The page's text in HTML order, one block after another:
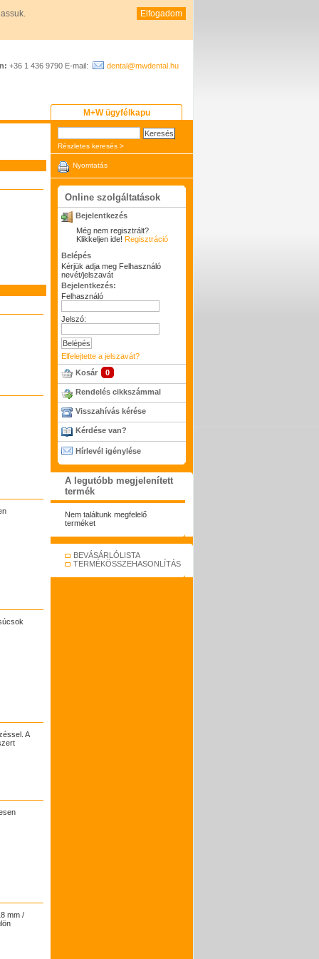
Elfogadom
+36 1 436 9790 E-mail: dental@mwdental.hu
M+W ügyfélkapu
A
mm /
Részletes keresés >
Nyomtatás
Online szolgáltatások
Bejelentkezés
Még nem regisztrált?
Klikkeljen ide! Regisztráció
Belépés
Kérjük adja meg Felhasználó
nevét/jelszavát
Bejelentkezés:
Felhasználó
Jelszó:
Elfelejtette a jelszavát?
Kosár
0
Rendelés cikkszámmal
Visszahívás kérése
Kérdése van?
Hírlevél igénylése
A legutóbb megjelenített
termék
Nem találtunk megfelelő
terméket
BEVÁSÁRLÓLISTA
TERMÉKÖSSZEHASONLÍTÁS